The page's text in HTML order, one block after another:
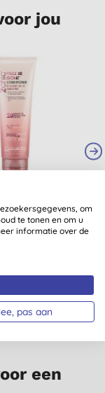
jou
(6)
KOPEN
een
om
te tonen en om u
informatie over de
pas aan